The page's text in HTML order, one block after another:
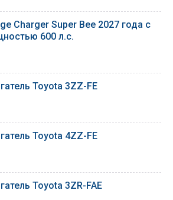
Charger Super Bee 2027 года с
600 л.с.
Toyota 3ZZ-FE
Toyota 4ZZ-FE
Toyota 3ZR-FAE